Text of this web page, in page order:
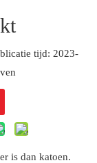
tijd: 2023-
is dan katoen.